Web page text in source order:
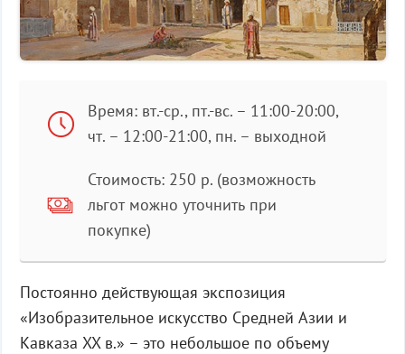
Время: вт.-ср., пт.-вс. – 11:00-20:00,
чт. – 12:00-21:00, пн. – выходной
Стоимость: 250 р. (возможность
льгот можно уточнить при
покупке)
Постоянно действующая экспозиция
«Изобразительное искусство Средней Азии и
Кавказа XX в.» – это небольшое по объему